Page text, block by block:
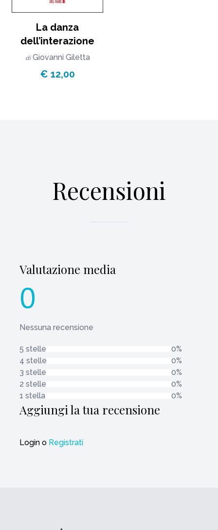
La danza
dell’interazione
di Giovanni Giletta
€ 12,00
Recensioni
Valutazione media
0
Nessuna recensione
5 stelle
0%
4 stelle
0%
3 stelle
0%
2 stelle
0%
1 stella
0%
Aggiungi la tua recensione
Login o Registrati